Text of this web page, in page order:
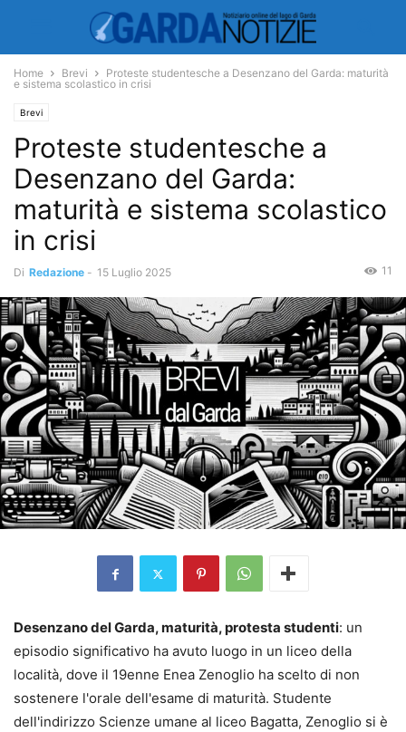
Home Brevi
Proteste studentesche a Desenzano del Garda: maturità
e sistema scolastico in crisi
Brevi
Proteste studentesche a
Desenzano del Garda:
maturità e sistema scolastico
in crisi
Di Redazione - 15 Luglio 2025 11
Desenzano del Garda, maturità, protesta studenti: un
episodio significativo ha avuto luogo in un liceo della
località, dove il 19enne Enea Zenoglio ha scelto di non
sostenere l'orale dell'esame di maturità. Studente
dell'indirizzo Scienze umane al liceo Bagatta, Zenoglio si è